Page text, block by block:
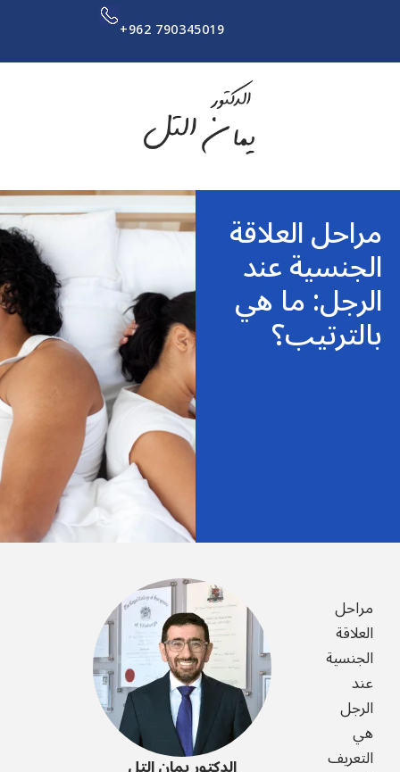
+962 790345019
مراحل العلاقة
الجنسية عند
الرجل: ما هي
بالترتيب؟
مراحل
العلاقة
الجنسية
عند
الرجل
هي
التعريف